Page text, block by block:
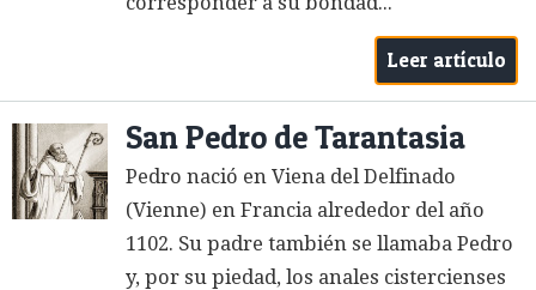
Leer artículo
San Pedro de Tarantasia
Pedro nació en Viena del Delfinado
(Vienne) en Francia alrededor del año
1102. Su padre también se llamaba Pedro
y, por su piedad, los anales cistercienses